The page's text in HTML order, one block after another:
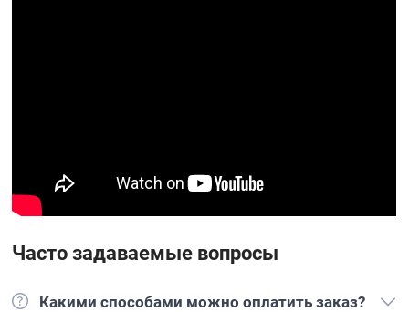
Часто задаваемые вопросы
Какими способами можно оплатить заказ?